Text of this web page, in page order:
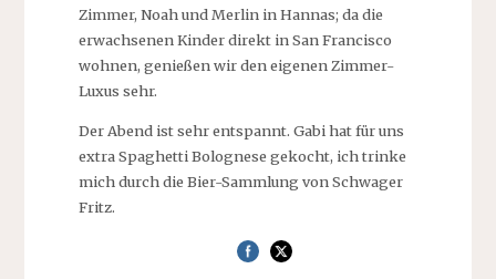
Zimmer, Noah und Merlin in Hannas; da die
erwachsenen Kinder direkt in San Francisco
wohnen, genießen wir den eigenen Zimmer-
Luxus sehr.
Der Abend ist sehr entspannt. Gabi hat für uns
extra Spaghetti Bolognese gekocht, ich trinke
mich durch die Bier-Sammlung von Schwager
Fritz.